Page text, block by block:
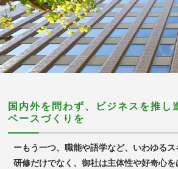
国内外を問わず、ビジネスを推し
ベースづくりを
ーもう一つ、職能や語学など、いわゆる
研修だけでなく、御社は主体性や好奇心